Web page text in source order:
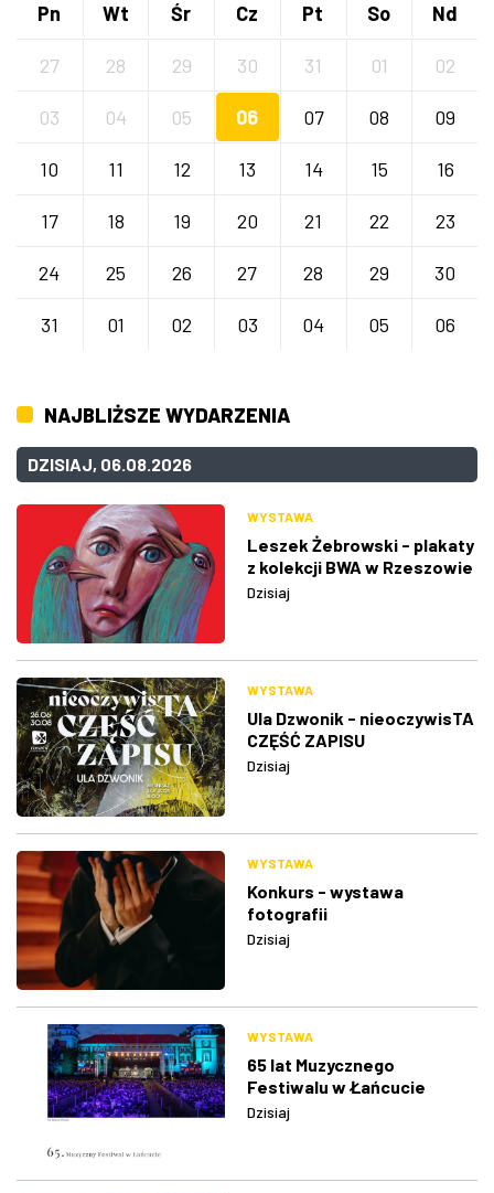
Pn Wt Śr Cz Pt So Nd
27 28 29 30 31 01 02
03 04 05 06 07 08 09
10 11 12 13 14 15 16
17 18 19 20 21 22 23
24 25 26 27 28 29 30
31 01 02 03 04 05 06
NAJBLIŻSZE WYDARZENIA
DZISIAJ, 06.08.2026
WYSTAWA
Leszek Żebrowski - plakaty
z kolekcji BWA w Rzeszowie
Dzisiaj
WYSTAWA
Ula Dzwonik - nieoczywisTA
CZĘŚĆ ZAPISU
Dzisiaj
WYSTAWA
Konkurs - wystawa
fotografii
Dzisiaj
WYSTAWA
65 lat Muzycznego
Festiwalu w Łańcucie
Dzisiaj